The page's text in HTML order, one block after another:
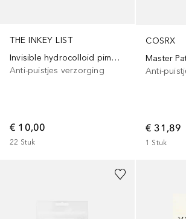
THE INKEY LIST
Invisible hydrocolloid pimple patch
Anti-puistjes verzorging
€ 10,00
22 Stuk
COSRX
Master
Anti-
€ 31,89
1 Stuk